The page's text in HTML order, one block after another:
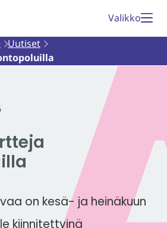
Valikko
Uutiset
on kesä- ja heinäkuun
kiinnitettyinä